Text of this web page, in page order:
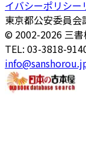
イバシーポリシー
東京都公安委員
© 2002-2026 三
TEL: 03-3818-